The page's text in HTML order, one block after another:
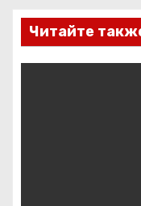
в
и
Читайте